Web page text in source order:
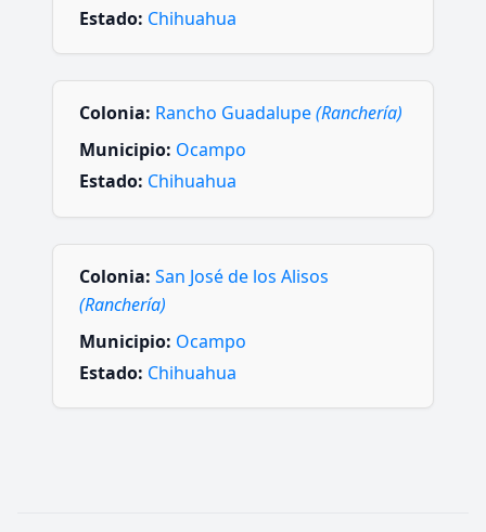
Estado: Chihuahua
Colonia: Rancho Guadalupe(Ranchería)
Municipio: Ocampo
Estado: Chihuahua
Colonia: San José de los Alisos
(Ranchería)
Municipio: Ocampo
Estado: Chihuahua